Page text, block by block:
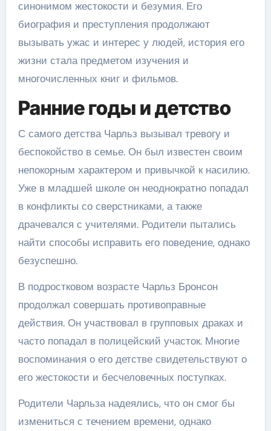
синонимом жестокости и безумия. Его
биография и преступления продолжают
вызывать ужас и интерес у людей, история его
жизни стала предметом изучения и
многочисленных книг и фильмов.
Ранние годы и детство
С самого детства Чарльз вызывал тревогу и
беспокойство в семье. Он был известен своим
непокорным характером и привычкой к насилию.
Уже в младшей школе он неоднократно попадал
в конфликты со сверстниками, а также
драчевался с учителями. Родители пытались
найти способы исправить его поведение, однако
безуспешно.
В подростковом возрасте Чарльз Бронсон
продолжал совершать противоправные
действия. Он участвовал в групповых драках и
часто попадал в полицейский участок. Многие
воспоминания о его детстве свидетельствуют о
его жестокости и бесчеловечных поступках.
Родители Чарльза надеялись, что он смог бы
измениться с течением времени, однако